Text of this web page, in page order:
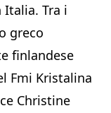
Italia. Tra i
greco
finlandese
Fmi Kristalina
Christine